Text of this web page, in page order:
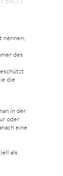
nennen,
des
die
in der
oder
eine
als